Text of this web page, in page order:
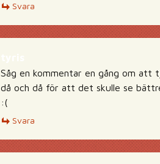
Svara
Såg en kommentar en gång om att
då och då för att det skulle se
:(
Svara